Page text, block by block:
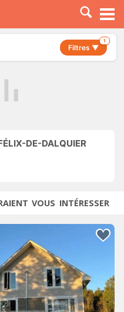
Filtres ▼
1
DE-DALQUIER
VOUS INTÉRESSER